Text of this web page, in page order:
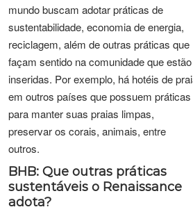
mundo buscam adotar práticas de
sustentabilidade, economia de energia,
reciclagem, além de outras práticas que
façam sentido na comunidade que estão
inseridas. Por exemplo, há hotéis de
em outros países que possuem práticas
para manter suas praias limpas,
preservar os corais, animais, entre
outros.
BHB: Que outras práticas
sustentáveis o Renaissance
adota?